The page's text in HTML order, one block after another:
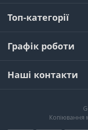
Топ-категорії
Графік роботи
Наші контакти
Копіювання